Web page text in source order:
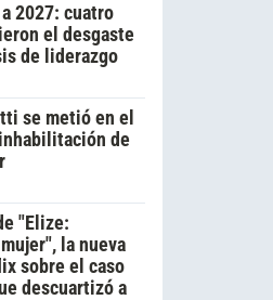
2027: cuatro
el desgaste
de liderazgo
se metió en el
de
"Elize:
la nueva
sobre el caso
descuartizó a